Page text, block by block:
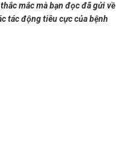
mắc mà bạn đọc đã gửi về
tác động tiêu cực của bệnh